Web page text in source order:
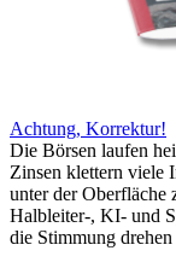
Achtung, Korrektur!
Die Börsen laufen
Zinsen klettern viele
unter der Oberfläche
Halbleiter-, KI- und
die Stimmung drehen